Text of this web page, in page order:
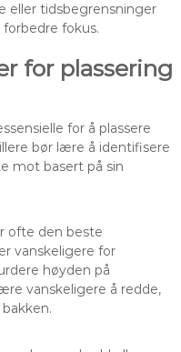
eller tidsbegrensninger
fokus.
for plassering
for å plassere
bør lære å identifisere
mot basert på sin
ofte den beste
vanskeligere for
høyden på
vanskeligere å redde,